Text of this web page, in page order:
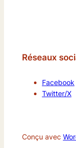
Réseaux
Facebook
Twitter/X
Conçu avec